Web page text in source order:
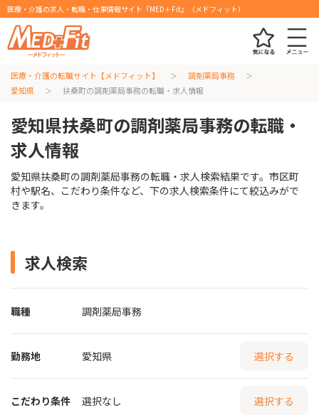
医療・介護の求人・転職・仕事情報サイト『MED＋Fit』（メドフィット）
医療・介護の転職サイト【メドフィット】
調剤薬局事務
愛知県
扶桑町の調剤薬局事務の転職・求人情報
愛知県扶桑町の調剤薬局事務の転職・
求人情報
愛知県扶桑町の調剤薬局事務の転職・求人検索結果です。市区町
村や駅名、こだわり条件など、下の求人検索条件にて絞込みがで
きます。
求人検索
職種 調剤薬局事務
勤務地 愛知県 選択する
こだわり条件 選択なし 選択する